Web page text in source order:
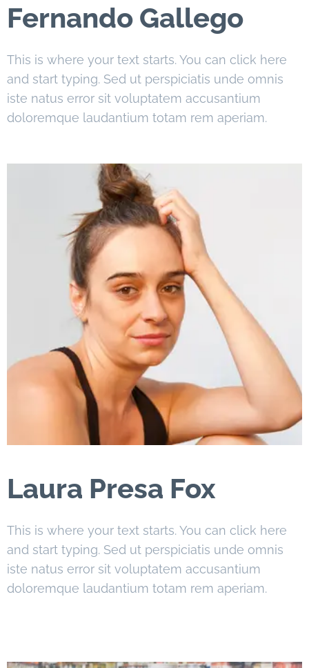
Fernando Gallego
This is where your text starts. You can click here
and start typing. Sed ut perspiciatis unde omnis
iste natus error sit voluptatem accusantium
doloremque laudantium totam rem aperiam.
Laura Presa Fox
This is where your text starts. You can click here
and start typing. Sed ut perspiciatis unde omnis
iste natus error sit voluptatem accusantium
doloremque laudantium totam rem aperiam.